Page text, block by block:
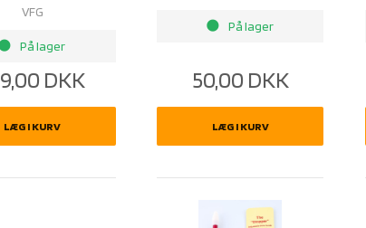
VFG
På lager
DKK
LÆG I KURV
brightness_1 På lager
50,00 DKK
LÆG I KURV